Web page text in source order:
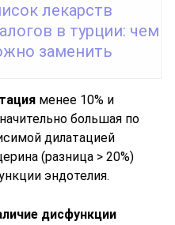
лекарств
в турции: чем
заменить
менее 10% и
большая по
дилатацией
(разница > 20%)
эндотелия.
дисфункции